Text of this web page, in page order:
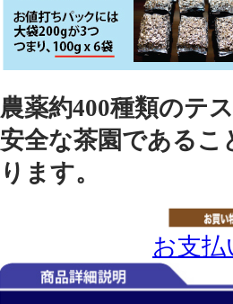
農薬約400種類のテ
安全な茶園である
ります。
お支